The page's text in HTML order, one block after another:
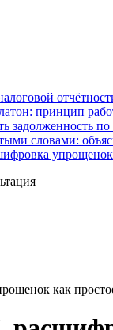
принцип
задолженность
словами:
упрощенок
как